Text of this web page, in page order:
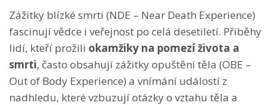
Zážitky blízké smrti (NDE – Near Death Experience)
fascinují vědce i veřejnost po celá desetiletí. Příběhy
lidí, kteří prožili okamžiky na pomezí života a
smrti, často obsahují zážitky opuštění těla (OBE –
Out of Body Experience) a vnímání událostí z
nadhledu, které vzbuzují otázky o vztahu těla a